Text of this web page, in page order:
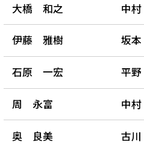
大橋 和之 中
伊藤 雅樹 坂
石原 一宏 平
周 永富 中
奥 良美 古